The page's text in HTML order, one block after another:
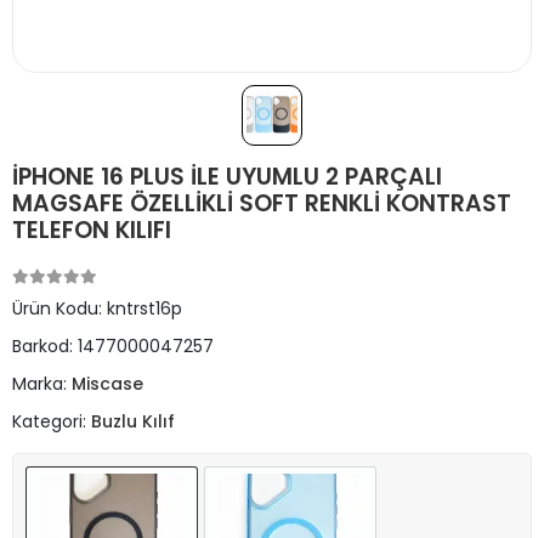
İPHONE 16 PLUS İLE UYUMLU 2 PARÇALI
MAGSAFE ÖZELLİKLİ SOFT RENKLİ KONTRAST
TELEFON KILIFI
Ürün Kodu: kntrst16p
Barkod: 1477000047257
Marka: Miscase
Kategori: Buzlu Kılıf